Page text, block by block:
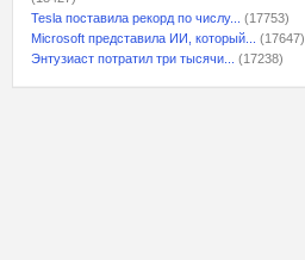
Tesla поставила рекорд по числу...
(17753)
Microsoft представила ИИ, который...
(17647)
Энтузиаст потратил три тысячи...
(17238)